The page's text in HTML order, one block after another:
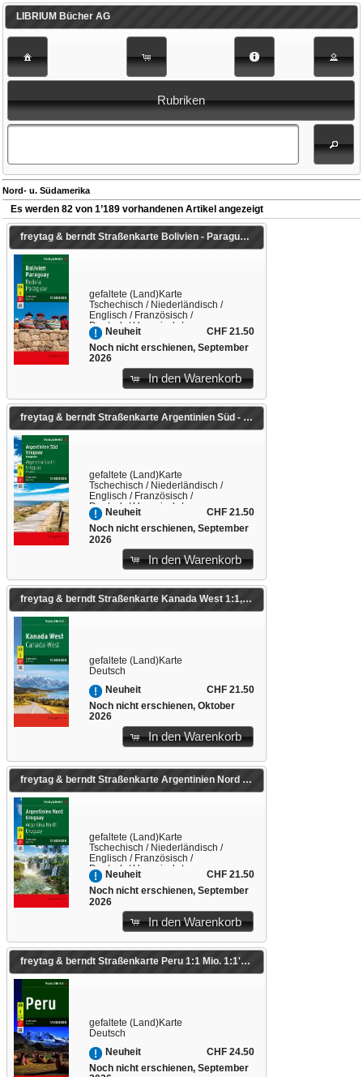
LIBRIUM Bücher AG
Rubriken
Nord- u. Südamerika
Es werden 82 von 1’189 vorhandenen Artikel angezeigt
freytag & berndt Straßenkarte Bolivien - Paraguay 1:1,8 Mio. 1:1'800'000
gefaltete (Land)Karte
Tschechisch / Niederländisch /
Englisch / Französisch /
Deutsch / Ungarisch /
Italienisch / Slowakisch
Neuheit
CHF 21.50
Noch nicht erschienen, September
2026
In den Warenkorb
freytag & berndt Straßenkarte Argentinien Süd - Uruguay 1:1,8 Mio. 1:1'800'000
gefaltete (Land)Karte
Tschechisch / Niederländisch /
Englisch / Französisch /
Deutsch / Ungarisch /
Italienisch / Slowakisch /
Spanisch
Neuheit
CHF 21.50
Noch nicht erschienen, September
2026
In den Warenkorb
freytag & berndt Straßenkarte Kanada West 1:1,8 Mio. 1:1'800'000
gefaltete (Land)Karte
Deutsch
Neuheit
CHF 21.50
Noch nicht erschienen, Oktober
2026
In den Warenkorb
freytag & berndt Straßenkarte Argentinien Nord - Uruguay 1:1,8 Mio. 1:1'800'000
gefaltete (Land)Karte
Tschechisch / Niederländisch /
Englisch / Französisch /
Deutsch / Ungarisch /
Italienisch / Polnisch /
Slowakisch / Spanisch
Neuheit
CHF 21.50
Noch nicht erschienen, September
2026
In den Warenkorb
freytag & berndt Straßenkarte Peru 1:1 Mio. 1:1'000'000
gefaltete (Land)Karte
Deutsch
Neuheit
CHF 24.50
Noch nicht erschienen, September